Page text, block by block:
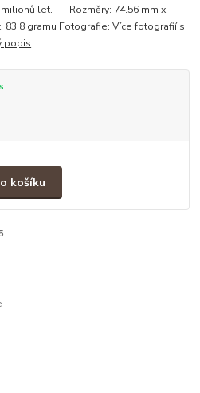
milionů let. Rozměry: 74.56 mm x
83.8 gramu Fotografie: Více fotografií si
popis
košíku